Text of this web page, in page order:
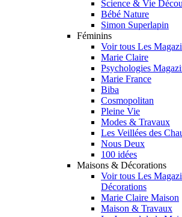
Science & Vie
Bébé Nature
Simon Superlapin
Féminins
Voir tous Les
Marie Claire
Psychologies
Marie France
Biba
Cosmopolitan
Pleine Vie
Modes & Travaux
Les Veillées des
Nous Deux
100 idées
Maisons & Décorations
Voir tous Les
Décorations
Marie Claire Maison
Maison & Travaux